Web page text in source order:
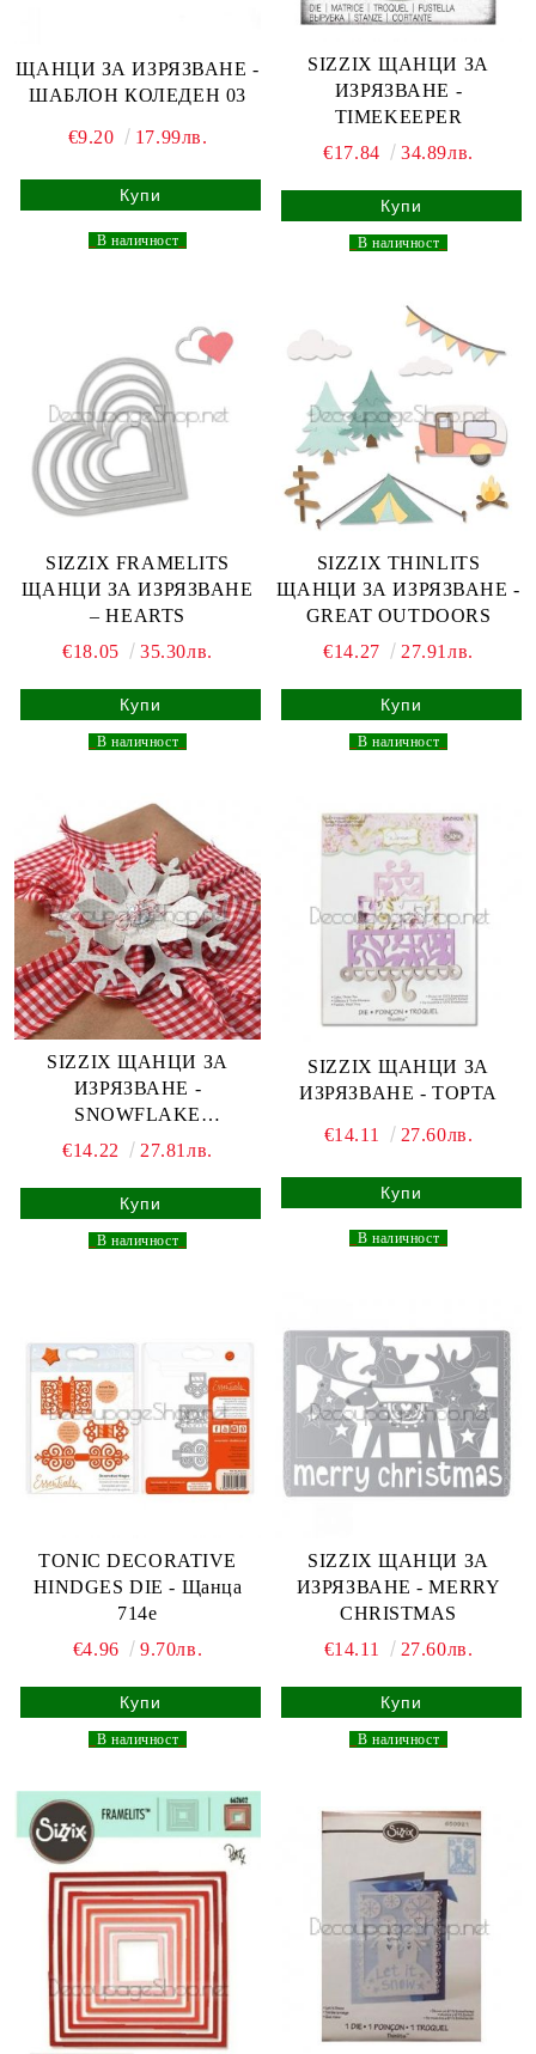
ЩАНЦИ ЗА ИЗРЯЗВАНЕ -
ШАБЛОН КОЛЕДЕН 03
€9.20 17.99лв.
В наличност
SIZZIX ЩАНЦИ ЗА
ИЗРЯЗВАНЕ -
TIMEKEEPER
€17.84
34.89лв.
В наличност
SIZZIX FRAMELITS
ЩАНЦИ ЗА ИЗРЯЗВАНЕ
– HEARTS
€18.05
35.30лв.
В наличност
SIZZIX THINLITS
ЩАНЦИ ЗА ИЗРЯЗВАНЕ -
GREAT OUTDOORS
€14.27
27.91лв.
В наличност
SIZZIX ЩАНЦИ ЗА
ИЗРЯЗВАНЕ -
SNOWFLAKE
ORNAMENT
€14.22 27.81лв.
В наличност
SIZZIX ЩАНЦИ ЗА
ИЗРЯЗВАНЕ - ТОРТА
€14.11 27.60лв.
В наличност
TONIC DECORATIVE
HINDGES DIE - Щанца
714e
€4.96
9.70лв.
В наличност
SIZZIX ЩАНЦИ ЗА
ИЗРЯЗВАНЕ - MERRY
CHRISTMAS
€14.11
27.60лв.
В наличност